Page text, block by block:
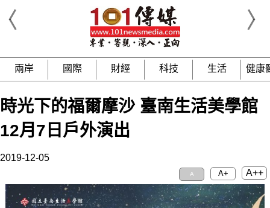
兩岸 國際 財經 科技 生活 健康
時光下的福爾摩沙 臺南生活美學館
12月7日戶外演出
2019-12-05
A A+ A++